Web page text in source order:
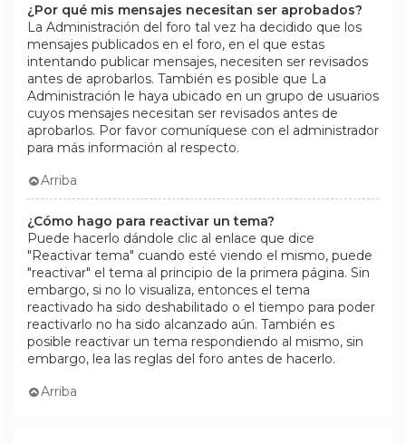
¿Por qué mis mensajes necesitan ser aprobados?
La Administración del foro tal vez ha decidido que los
mensajes publicados en el foro, en el que estas
intentando publicar mensajes, necesiten ser revisados
antes de aprobarlos. También es posible que La
Administración le haya ubicado en un grupo de usuarios
cuyos mensajes necesitan ser revisados antes de
aprobarlos. Por favor comuníquese con el administrador
para más información al respecto.
Arriba
¿Cómo hago para reactivar un tema?
Puede hacerlo dándole clic al enlace que dice
"Reactivar tema" cuando esté viendo el mismo, puede
"reactivar" el tema al principio de la primera página. Sin
embargo, si no lo visualiza, entonces el tema
reactivado ha sido deshabilitado o el tiempo para poder
reactivarlo no ha sido alcanzado aún. También es
posible reactivar un tema respondiendo al mismo, sin
embargo, lea las reglas del foro antes de hacerlo.
Arriba